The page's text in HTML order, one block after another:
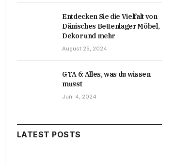
Entdecken Sie die Vielfalt von
Dänisches Bettenlager Möbel,
Dekor und mehr
August 25, 2024
GTA 6: Alles, was du wissen
musst
Juni 4, 2024
LATEST POSTS